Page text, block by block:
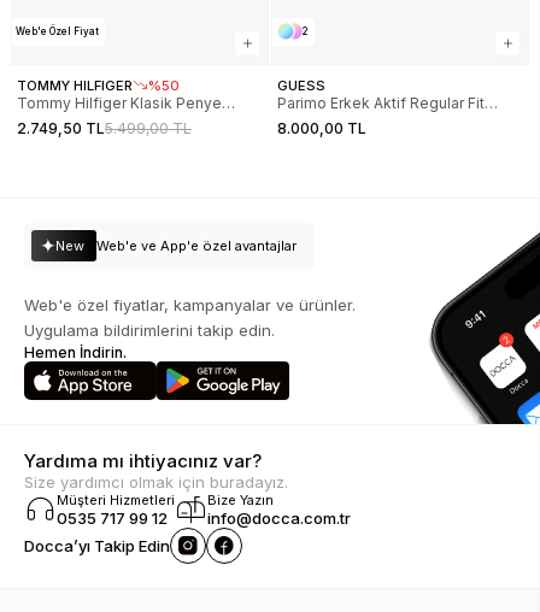
Web'e Özel Fiyat
TOMMY HILFIGER %50
Tommy Hilfiger Klasik Penye
Erkek Eşofman Altı
MW0MW37236BDS
2.749,50 TL5.499,00 TL
2
GUESS
Parimo Erkek Aktif Regular Fit
Eşofman Altı
8.000,00 TL
New Web'e ve App'e özel avantajlar
Web'e özel fiyatlar, kampanyalar ve ürünler.
Uygulama bildirimlerini takip edin.
Hemen İndirin.
Yardıma mı ihtiyacınız var?
Size yardımcı olmak için buradayız.
Müşteri Hizmetleri
0535 717 99 12
Bize Yazın
info@docca.com.tr
Docca’yı Takip Edin